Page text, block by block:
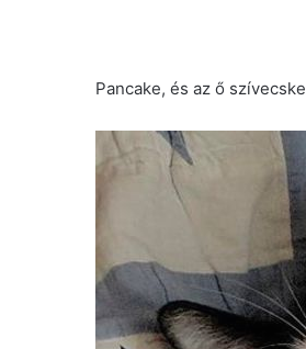
Pancake, és az ő